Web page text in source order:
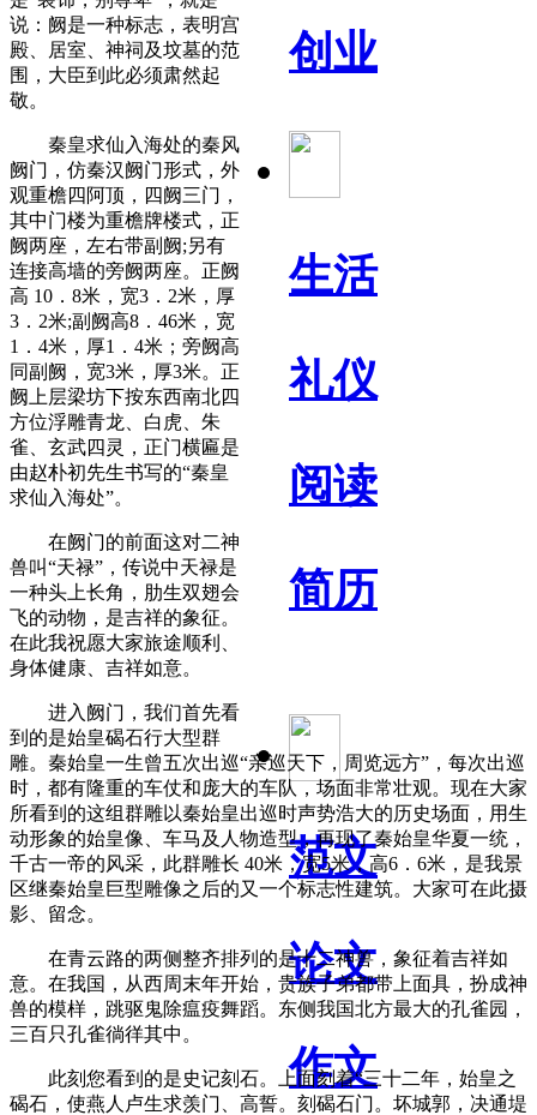
创业
生活
礼仪
阅读
简历
范文
论文
作文
说：阙是一种标志，表明宫
殿、居室、神祠及坟墓的范
围，大臣到此必须肃然起
敬。
秦皇求仙入海处的秦风
阙门，仿秦汉阙门形式，外
观重檐四阿顶，四阙三门，
其中门楼为重檐牌楼式，正
阙两座，左右带副阙;另有
连接高墙的旁阙两座。正阙
高 10．8米，宽3．2米，厚
3．2米;副阙高8．46米，宽
1．4米，厚1．4米；旁阙高
同副阙，宽3米，厚3米。正
阙上层梁坊下按东西南北四
方位浮雕青龙、白虎、朱
雀、玄武四灵，正门横匾是
由赵朴初先生书写的“秦皇
求仙入海处”。
在阙门的前面这对二神
兽叫“天禄”，传说中天禄是
一种头上长角，肋生双翅会
飞的动物，是吉祥的象征。
在此我祝愿大家旅途顺利、
身体健康、吉祥如意。
进入阙门，我们首先看
到的是始皇碣石行大型群
雕。秦始皇一生曾五次出巡“亲巡天下，周览远方”，每次出巡
时，都有隆重的车仗和庞大的车队，场面非常壮观。现在大家
所看到的这组群雕以秦始皇出巡时声势浩大的历史场面，用生
动形象的始皇像、车马及人物造型，再现了秦始皇华夏一统，
千古一帝的风采，此群雕长 40米，宽5米，高6．6米，是我景
区继秦始皇巨型雕像之后的又一个标志性建筑。大家可在此摄
影、留念。
在青云路的两侧整齐排列的是十二神兽，象征着吉祥如
意。在我国，从西周末年开始，贵族子弟都带上面具，扮成神
兽的模样，跳驱鬼除瘟疫舞蹈。东侧我国北方最大的孔雀园，
三百只孔雀徜徉其中。
此刻您看到的是史记刻石。上面刻着“三十二年，始皇之
碣石，使燕人卢生求羡门、高誓。刻碣石门。坏城郭，决通堤